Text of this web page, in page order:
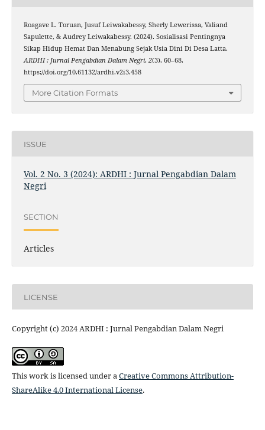
Roagave L. Toruan, Jusuf Leiwakabessy, Sherly Lewerissa, Valiand
Sapulette, & Audrey Leiwakabessy. (2024). Sosialisasi Pentingnya
Sikap Hidup Hemat Dan Menabung Sejak Usia Dini Di Desa Latta.
ARDHI : Jurnal Pengabdian Dalam Negri, 2(3), 60–68.
https://doi.org/10.61132/ardhi.v2i3.458
More Citation Formats
ISSUE
Vol. 2 No. 3 (2024): ARDHI : Jurnal Pengabdian Dalam
Negri
SECTION
Articles
LICENSE
Copyright (c) 2024 ARDHI : Jurnal Pengabdian Dalam Negri
This work is licensed under aCreative Commons Attribution-
ShareAlike 4.0 International License.